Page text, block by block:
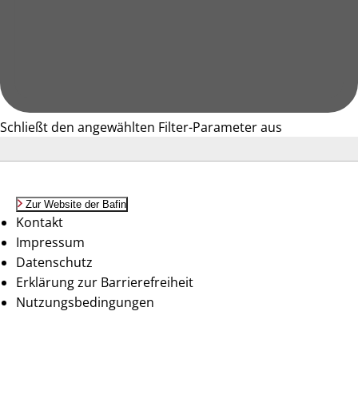
Schließt den angewählten Filter-Parameter aus
Zur Website der Bafin
Kontakt
Impressum
Datenschutz
Erklärung zur Barrierefreiheit
Nutzungsbedingungen